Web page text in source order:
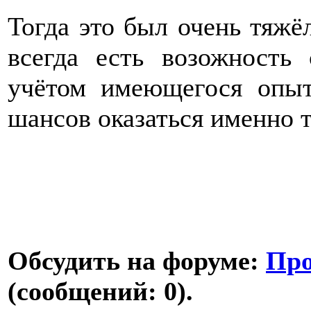
Тогда это был очень
всегда есть
учётом имеющегося
шансов оказаться
Обсудить на форуме:
(сообщений: 0).